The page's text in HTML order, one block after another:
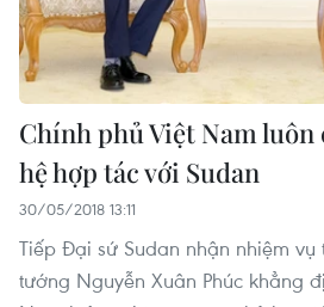
Chính phủ Việt Nam
hệ hợp tác với Sudan
30/05/2018 13:11
Tiếp Đại sứ Sudan nhận nhiệm vụ
tướng Nguyễn Xuân Phúc khẳng